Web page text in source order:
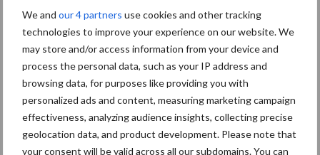
We and our 4 partners use cookies and other tracking
technologies to improve your experience on our website. We
may store and/or access information from your device and
process the personal data, such as your IP address and
browsing data, for purposes like providing you with
personalized ads and content, measuring marketing campaign
effectiveness, analyzing audience insights, collecting precise
geolocation data, and product development. Please note that
your consent will be valid across all our subdomains. You can
melkketen (van melk tot eindproduct). Het betrekken van boeren
in dit systeem betekent ook het geven van een stimulans om
meer te gaan produceren. “De verandering moet vanuit de
boeren zelf komen, wij helpen slechts.”
Bron: Agroberichten Buitenland
Aanbevolen voor jou!